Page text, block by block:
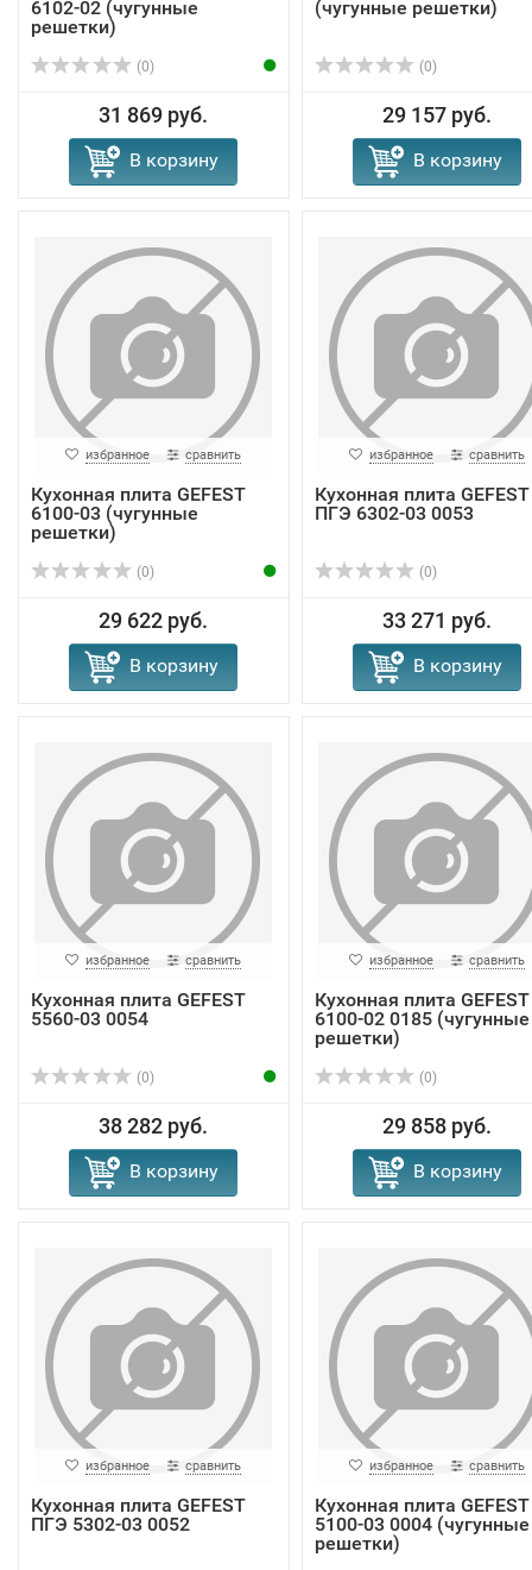
6102-02 (чугунные
решетки)
(0)
31 869 руб.
В корзину
(чугунные решетки)
(0)
29 157 руб.
В корзину
избранное сравнить
Кухонная плита GEFEST
6100-03 (чугунные
решетки)
(0)
29 622 руб.
В корзину
избранное сравнить
Кухонная плита GEFEST
ПГЭ 6302-03 0053
(0)
33 271 руб.
В корзину
избранное сравнить
Кухонная плита GEFEST
5560-03 0054
(0)
38 282 руб.
В корзину
избранное сравнить
Кухонная плита GEFEST
6100-02 0185 (чугунные
решетки)
(0)
29 858 руб.
В корзину
избранное сравнить
Кухонная плита GEFEST
ПГЭ 5302-03 0052
избранное сравнить
Кухонная плита GEFEST
5100-03 0004 (чугунные
решетки)